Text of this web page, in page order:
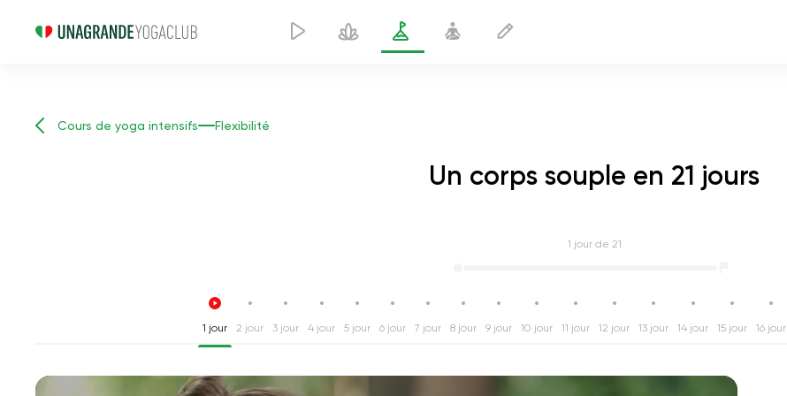
Cours de yoga intensifs Flexibilité
Un corps souple en 21 jours
1 jour de 21
1 jour 2 jour 3 jour 4 jour 5 jour 6 jour 7 jour 8 jour 9 jour 10 jour 11 jour 12 jour 13 jour 14 jour 15 jour 16 jour